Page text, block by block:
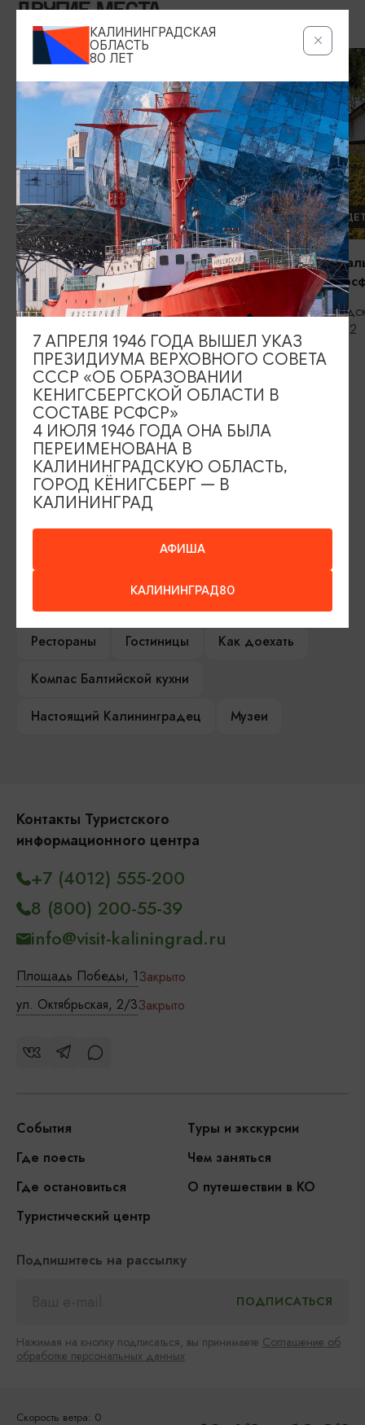
ДРУГИЕ МЕСТА
ДЕТСКИЕ МАСТЕР-КЛАССЫ
Ознакомительная экскурсия в
ткацкую мастерскую «Ткацкая
Калининградская»
Калининград, ул. Шиллера, 3
ОТДЫХ С
центр
Школьная, 2
ИЩИТЕ ТАКЖЕ НА НАШЕМ САЙТЕ
Серебряное ожерелье
Туры и экскурсии
Афиша мероприятий
Сувениры
Гостевая книга
Гиды и экскурсоводы
Рестораны
Гостиницы
Как доехать
Компас Балтийской кухни
Настоящий Калининградец
Музеи
Контакты Туристского
информационного центра
Площадь Победы, 1Закрыто
ул. Октябрьская, 2/3Закрыто
+7 (4012) 555-200
8 (800) 200-55-39
info@visit-kaliningrad.ru
События
Туры и экскурсии
Где поесть
Чем заняться
Где остановиться
О путешествии в КО
Туристический центр
Подпишитесь на рассылку
Нажимая на кнопку подписаться, вы принимаете Соглашение об
обработке персональных данных
Скорость ветра: 0
КАЛИНИНГРАДСКАЯ
ОБЛАСТЬ
80 ЛЕТ
АФИША
КАЛИНИНГРАД80
7 АПРЕЛЯ 1946 ГОДА ВЫШЕЛ УКАЗ
ПРЕЗИДИУМА ВЕРХОВНОГО СОВЕТА
СССР «ОБ ОБРАЗОВАНИИ
КЕНИГСБЕРГСКОЙ ОБЛАСТИ В
СОСТАВЕ РСФСР»
4 ИЮЛЯ 1946 ГОДА ОНА БЫЛА
ПЕРЕИМЕНОВАНА В
КАЛИНИНГРАДСКУЮ ОБЛАСТЬ,
ГОРОД КЁНИГСБЕРГ — В
КАЛИНИНГРАД